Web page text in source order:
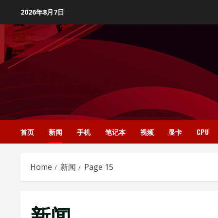
content
2026年8月7日
首页 新闻 手机 笔记本 视频 显卡 CPU
Home 新闻 Page 15